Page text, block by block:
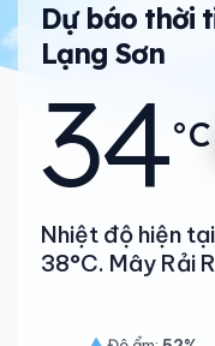
Dự báo thời
Lạng Sơn
34°C
Nhiệt độ hiện
38°C. Mây Rải